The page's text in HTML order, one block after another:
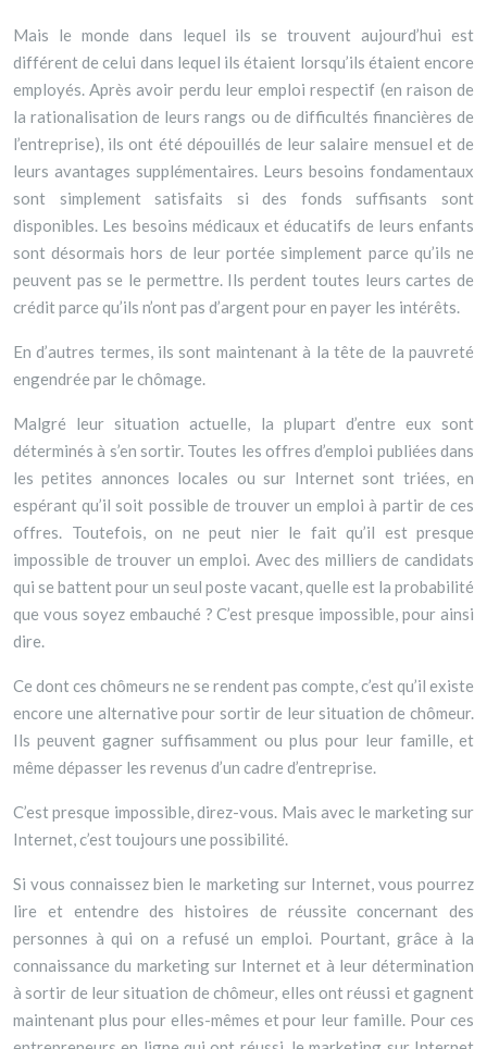
Mais le monde dans lequel ils se trouvent aujourd’hui est
différent de celui dans lequel ils étaient lorsqu’ils étaient encore
employés. Après avoir perdu leur emploi respectif (en raison de
la rationalisation de leurs rangs ou de difficultés financières de
l’entreprise), ils ont été dépouillés de leur salaire mensuel et de
leurs avantages supplémentaires. Leurs besoins fondamentaux
sont simplement satisfaits si des fonds suffisants sont
disponibles. Les besoins médicaux et éducatifs de leurs enfants
sont désormais hors de leur portée simplement parce qu’ils ne
peuvent pas se le permettre. Ils perdent toutes leurs cartes de
crédit parce qu’ils n’ont pas d’argent pour en payer les intérêts.
En d’autres termes, ils sont maintenant à la tête de la pauvreté
engendrée par le chômage.
Malgré leur situation actuelle, la plupart d’entre eux sont
déterminés à s’en sortir. Toutes les offres d’emploi publiées dans
les petites annonces locales ou sur Internet sont triées, en
espérant qu’il soit possible de trouver un emploi à partir de ces
offres. Toutefois, on ne peut nier le fait qu’il est presque
impossible de trouver un emploi. Avec des milliers de candidats
qui se battent pour un seul poste vacant, quelle est la probabilité
que vous soyez embauché ? C’est presque impossible, pour ainsi
dire.
Ce dont ces chômeurs ne se rendent pas compte, c’est qu’il existe
encore une alternative pour sortir de leur situation de chômeur.
Ils peuvent gagner suffisamment ou plus pour leur famille, et
même dépasser les revenus d’un cadre d’entreprise.
C’est presque impossible, direz-vous. Mais avec le marketing sur
Internet, c’est toujours une possibilité.
Si vous connaissez bien le marketing sur Internet, vous pourrez
lire et entendre des histoires de réussite concernant des
personnes à qui on a refusé un emploi. Pourtant, grâce à la
connaissance du marketing sur Internet et à leur détermination
à sortir de leur situation de chômeur, elles ont réussi et gagnent
maintenant plus pour elles-mêmes et pour leur famille. Pour ces